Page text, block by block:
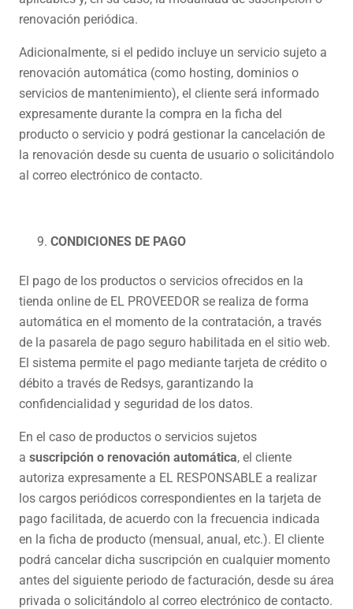
renovación periódica.
Adicionalmente, si el pedido incluye un servicio sujeto a
renovación automática (como hosting, dominios o
servicios de mantenimiento), el cliente será informado
expresamente durante la compra en la ficha del
producto o servicio y podrá gestionar la cancelación de
la renovación desde su cuenta de usuario o solicitándolo
al correo electrónico de contacto.
CONDICIONES DE PAGO
El pago de los productos o servicios ofrecidos en la
tienda online de EL PROVEEDOR se realiza de forma
automática en el momento de la contratación, a través
de la pasarela de pago seguro habilitada en el sitio web.
El sistema permite el pago mediante tarjeta de crédito o
débito a través de Redsys, garantizando la
confidencialidad y seguridad de los datos.
En el caso de productos o servicios sujetos
a suscripción o renovación automática, el cliente
autoriza expresamente a EL RESPONSABLE a realizar
los cargos periódicos correspondientes en la tarjeta de
pago facilitada, de acuerdo con la frecuencia indicada
en la ficha de producto (mensual, anual, etc.). El cliente
podrá cancelar dicha suscripción en cualquier momento
antes del siguiente periodo de facturación, desde su área
privada o solicitándolo al correo electrónico de contacto.